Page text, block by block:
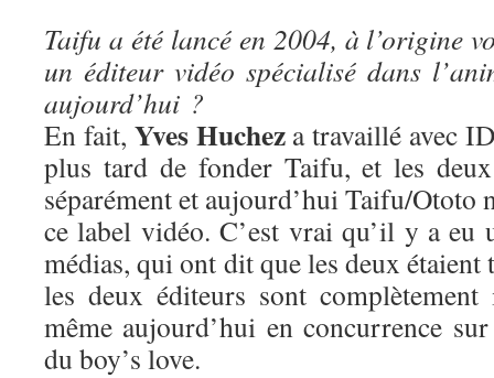
Taifu a été lancé en 2004, à l’origine
un éditeur vidéo spécialisé dans
aujourd’hui ?
En fait, Yves Hucheza travaillé avec
plus tard de fonder Taifu, et les
séparément et aujourd’hui Taifu/Ototo
ce label vidéo. C’est vrai qu’il y a eu
médias, qui ont dit que les deux
les deux éditeurs sont
même aujourd’hui en concurrence
du boy’s love.